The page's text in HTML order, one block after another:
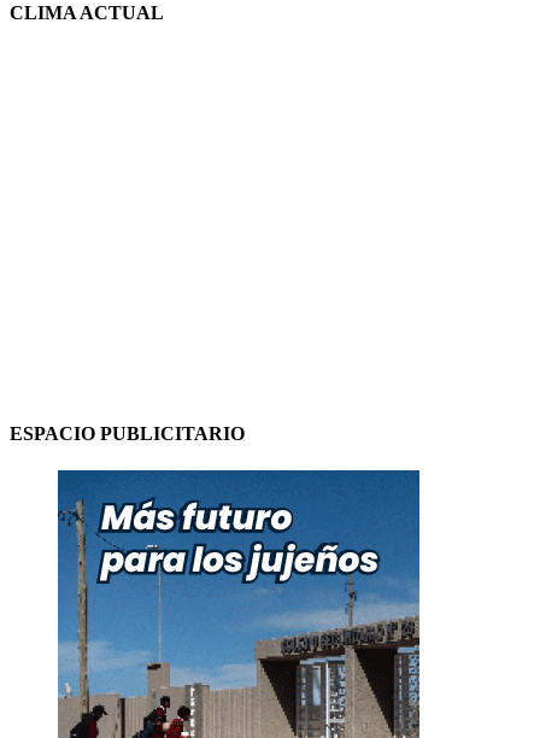
CLIMA ACTUAL
ESPACIO PUBLICITARIO